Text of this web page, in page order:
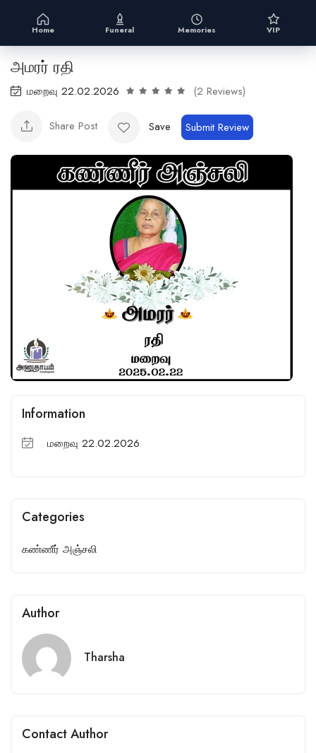
Home Funeral Memories VIP
அமரர் ரதி
மறைவு 22.02.2026 (2 Reviews)
Share Post Save Submit Review
Information
மறைவு 22.02.2026
Categories
கண்ணீர் அஞ்சலி
Author
Tharsha
Contact Author